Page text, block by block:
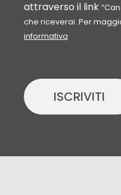
attraverso il link
che riceverai. Per
informativa
ISCRIVITI